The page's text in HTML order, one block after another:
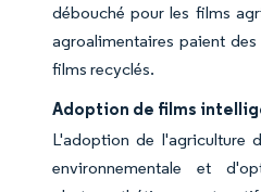
débouché pour les films
agroalimentaires paient
films recyclés.
Adoption de films
L'adoption de l'agriculture
environnementale et